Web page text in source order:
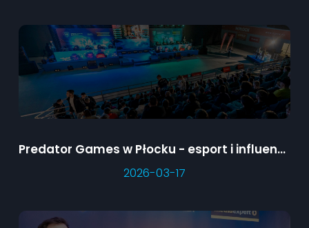
Predator Games w Płocku - esport i influencerzy na żywo
2026-03-17